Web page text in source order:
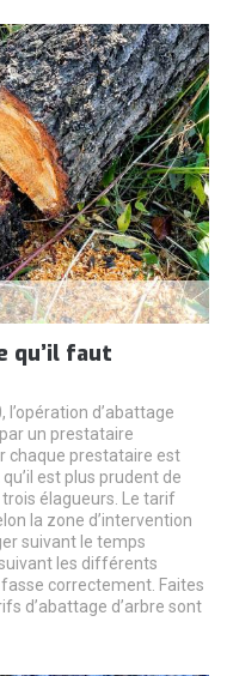
qu’il faut
l’opération d’abattage
un prestataire
chaque prestataire est
est plus prudent de
élagueurs. Le tarif
la zone d’intervention
suivant le temps
les différents
correctement. Faites
d’abattage d’arbre sont